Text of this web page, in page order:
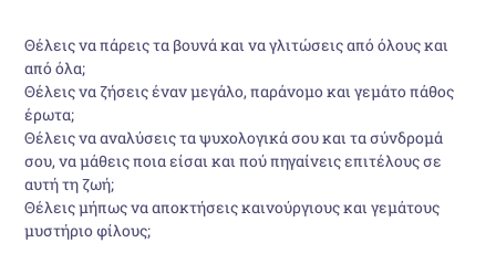
Θέλεις να πάρεις τα βουνά και να γλιτώσεις από όλους και
από όλα;
Θέλεις να ζήσεις έναν μεγάλο, παράνομο και γεμάτο πάθος
έρωτα;
Θέλεις να αναλύσεις τα ψυχολογικά σου και τα σύνδρομά
σου, να μάθεις ποια είσαι και πού πηγαίνεις επιτέλους σε
αυτή τη ζωή;
Θέλεις μήπως να αποκτήσεις καινούργιους και γεμάτους
μυστήριο φίλους;